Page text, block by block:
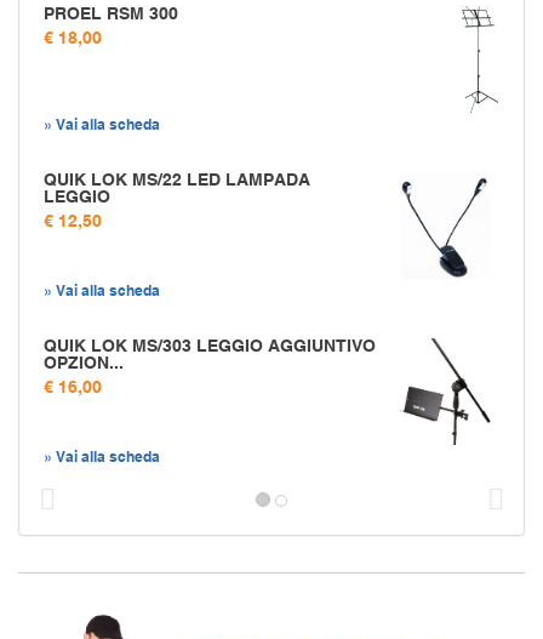
PROEL RSM 300
€ 18,00
» Vai alla scheda
QUIK LOK MS/22 LED LAMPADA
LEGGIO
€ 12,50
» Vai alla scheda
QUIK LOK MS/303 LEGGIO AGGIUNTIVO
OPZION...
€ 16,00
» Vai alla scheda